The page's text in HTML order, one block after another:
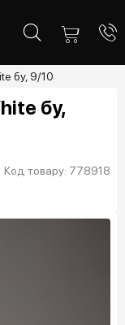
бу, 9/10
бу,
Код товару: 778918